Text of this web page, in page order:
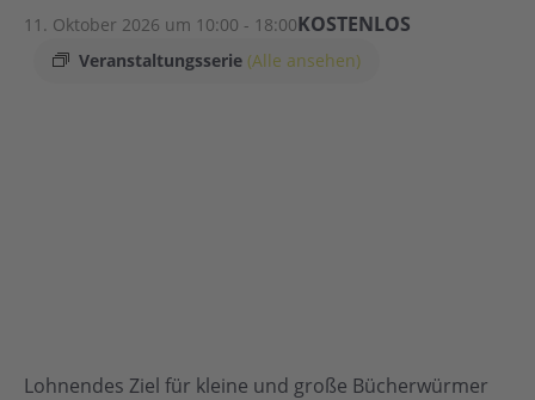
11. Oktober 2026 um 10:00 - 18:00
Veranstaltungsserie (Alle ansehen)
KOSTENLOS
Lohnendes Ziel für kleine und große Bücherwürmer